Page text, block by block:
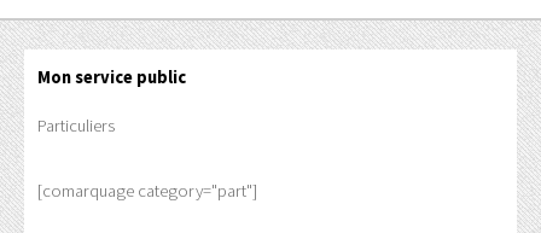
Mon service public
Particuliers
[comarquage category="part"]